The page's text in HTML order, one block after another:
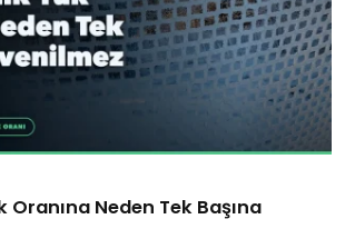
Neden Tek Başına